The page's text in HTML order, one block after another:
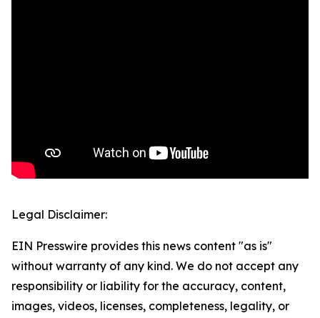
Legal Disclaimer:
EIN Presswire provides this news content "as is"
without warranty of any kind. We do not accept any
responsibility or liability for the accuracy, content,
images, videos, licenses, completeness, legality, or